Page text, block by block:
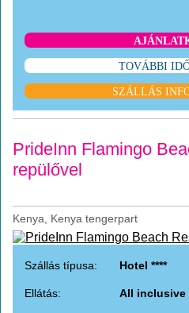
TOVÁBBI
SZÁLLÁS
PrideInn Flamingo
repülővel
Kenya, Kenya tengerpart
Szállás típusa: Hotel ****
Ellátás: All inclusive